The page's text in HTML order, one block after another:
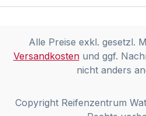
Alle Preise exkl. gesetzl.
Versandkostenund ggf.
nicht anders
Copyright Reifenzentrum